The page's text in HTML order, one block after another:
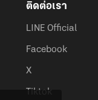
ติดต่อเรา
LINE Official
Facebook
X
Tiktok